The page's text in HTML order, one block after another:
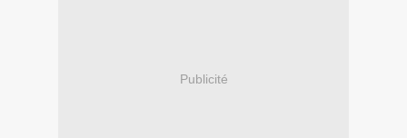
Publicité